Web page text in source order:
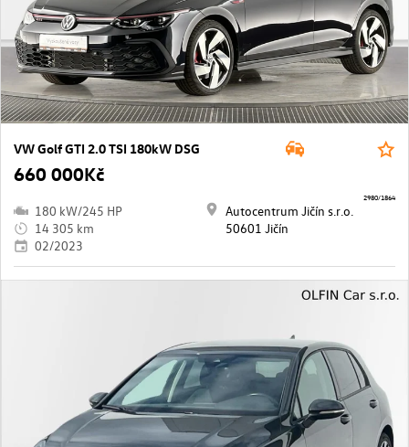
VW Golf GTI 2.0 TSI 180kW DSG
660 000Kč
180 kW/245 HP
14 305 km
02/2023
Autocentrum Jičín s.r.o.
50601 Jičín
2980/1864